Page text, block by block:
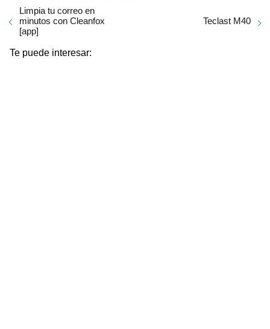
Limpia tu correo en
minutos con Cleanfox
[app]
Teclast M40
Te puede interesar: